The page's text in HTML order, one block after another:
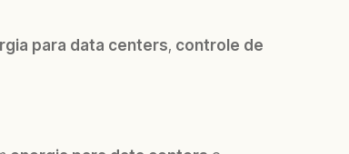
para data centers, controle de